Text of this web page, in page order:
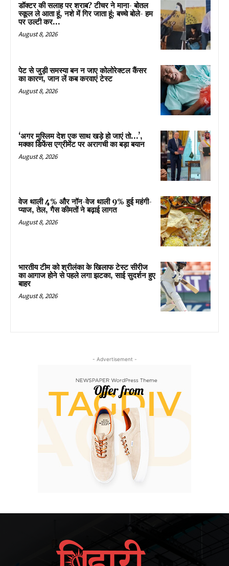
डॉक्टर की सलाह पर शराब? टीचर ने माना- बोतल
स्कूल ले आता हूं, नशे में गिर जाता हूं; बच्चे बोले- हम
पर उल्टी कर...
August 8, 2026
पेट से जुड़ी समस्या बन न जाए कोलोरेक्टल कैंसर
का कारण, जान लें कब करवाएं टेस्ट
August 8, 2026
‘अगर मुस्लिम देश एक साथ खड़े हो जाएं तो…’,
मक्का डिफेंस एग्रीमेंट पर अरागची का बड़ा बयान
August 8, 2026
वेज थाली 4% और नॉन-वेज थाली 9% हुई महंगी-
प्याज, तेल, गैस कीमतों ने बढ़ाई लागत
August 8, 2026
भारतीय टीम को श्रीलंका के खिलाफ टेस्ट सीरीज
का आगाज होने से पहले लगा झटका, साई सुदर्शन हुए
बाहर
August 8, 2026
- Advertisement -